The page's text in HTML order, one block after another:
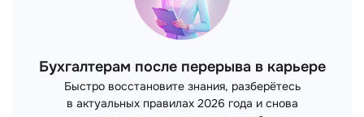
Бухгалтерам после перерыва в карьере
Быстро восстановите знания, разберётесь
в актуальных правилах 2026 года и снова